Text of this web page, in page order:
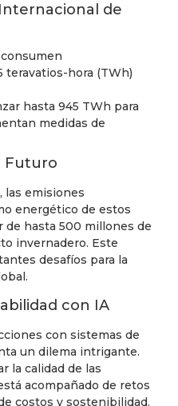
de
teravatios-hora (TWh)
hasta 945 TWh para
medidas de
Futuro
las emisiones
energético de estos
de hasta 500 millones de
invernadero. Este
desafíos para la
con IA
con sistemas de
un dilema intrigante.
la calidad de las
acompañado de retos
costos y sostenibilidad.